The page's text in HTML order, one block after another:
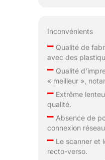
Inconvénients
–Qualité de
avec des
–Qualité
« meilleur »,
–Extrême
qualité.
–Absence de
connexion
–Le scanner et
recto-verso.